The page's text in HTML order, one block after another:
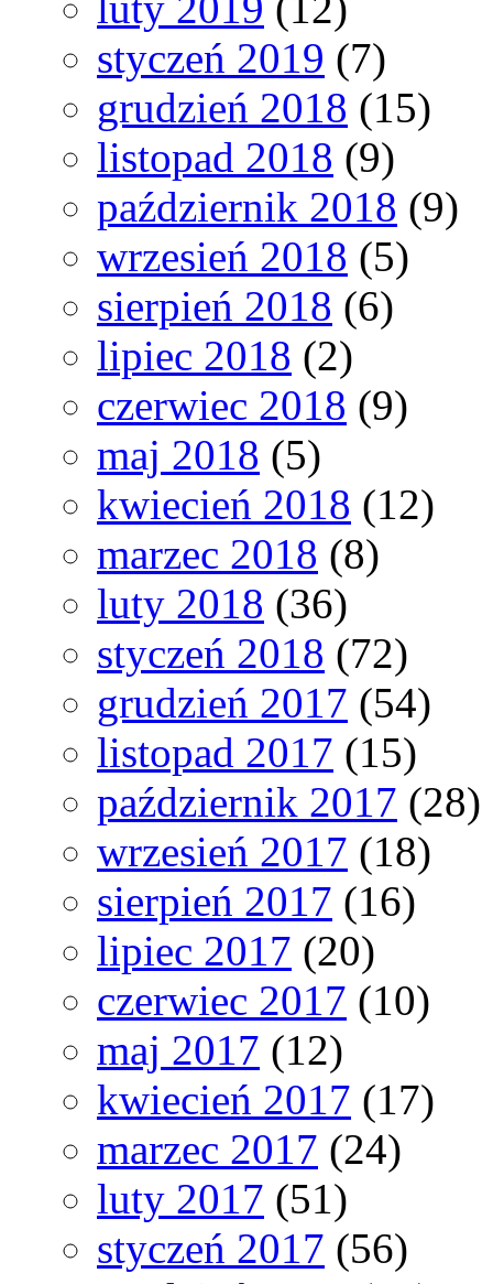
styczeń 2019 (7)
grudzień 2018 (15)
listopad 2018 (9)
październik 2018 (9)
wrzesień 2018 (5)
sierpień 2018 (6)
lipiec 2018 (2)
czerwiec 2018 (9)
maj 2018 (5)
kwiecień 2018 (12)
marzec 2018 (8)
luty 2018 (36)
styczeń 2018 (72)
grudzień 2017 (54)
listopad 2017 (15)
październik 2017 (28)
wrzesień 2017 (18)
sierpień 2017 (16)
lipiec 2017 (20)
czerwiec 2017 (10)
maj 2017 (12)
kwiecień 2017 (17)
marzec 2017 (24)
luty 2017 (51)
styczeń 2017 (56)